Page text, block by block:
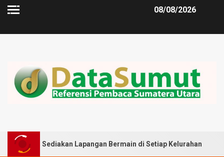
08/08/2026
Lapangan Bermain di Setiap Kelurahan Reses